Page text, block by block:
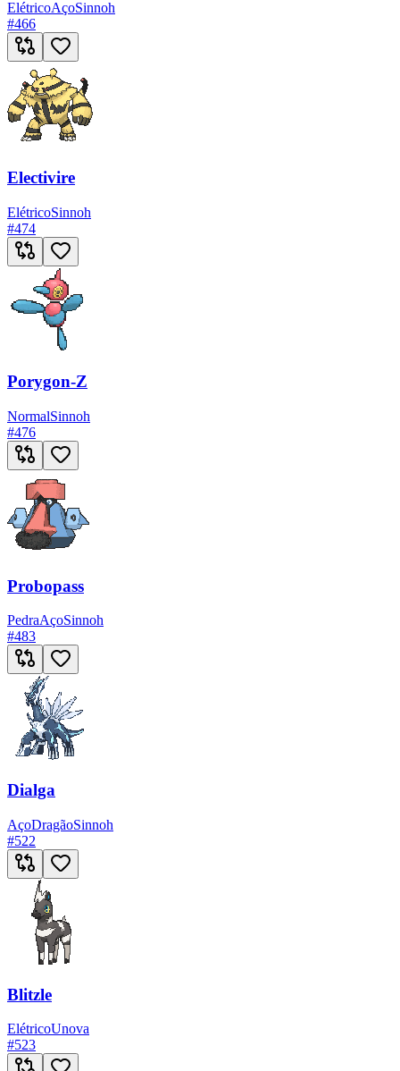
ElétricoAçoSinnoh
#466
Electivire
ElétricoSinnoh
#474
Porygon-Z
NormalSinnoh
#476
Probopass
PedraAçoSinnoh
#483
Dialga
AçoDragãoSinnoh
#522
Blitzle
ElétricoUnova
#523